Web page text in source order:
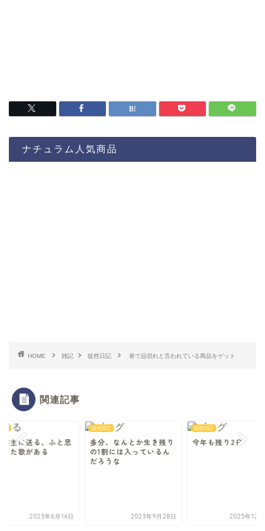
ナチュラム人気商品
HOME 雑記 徒然日記 巷で品切れと言われている商品をゲット
関連記事
坊主に送る、ふと思
した歌がある
2023年6月14日
徒然日記
多分、なんとか生き残り
の1割には入っているん
だろうな
2023年9月28日
徒然日記
今年も残り2日
2025年12